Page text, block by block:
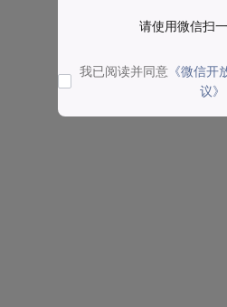
请使用微信扫
我已阅读并同意 《微信
议》